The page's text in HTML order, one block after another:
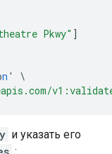
Pkwy" ]
n '
\
и указать его